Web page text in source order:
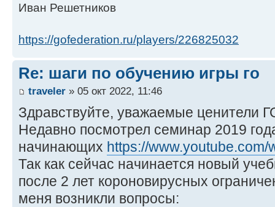
Иван Решетников
https://gofederation.ru/players/226825032
Re: шаги по обучению игры го
traveler » 05 окт 2022, 11:46
Здравствуйте, уважаемые ценители
Недавно посмотрел семинар 2019
начинающих https://
Так как сейчас начинается новый
после 2 лет короновирусных
меня возникли вопросы: